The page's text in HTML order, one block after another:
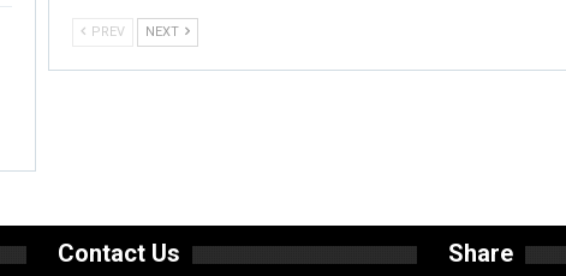
PREV NEXT
Contact Us Share